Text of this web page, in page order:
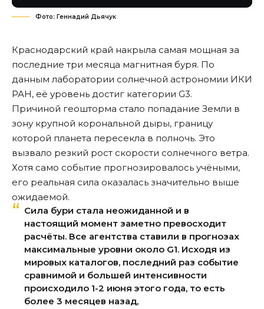
Фото: Геннадий Дьячук
Краснодарский край накрыла самая мощная за
последние три месяца магнитная буря. По
данным лаборатории солнечной астрономии ИКИ
РАН, её уровень достиг категории G3.
Причиной геошторма стало попадание Земли в
зону крупной корональной дыры, границу
которой планета пересекла в полночь. Это
вызвало резкий рост скорости солнечного ветра.
Хотя само событие прогнозировалось учёными,
его реальная сила оказалась значительно выше
ожидаемой.
Сила бури стала неожиданной и в
настоящий момент заметно превосходит
расчёты. Все агентства ставили в прогнозах
максимальные уровни около G1. Исходя из
мировых каталогов, последний раз событие
сравнимой и большей интенсивности
происходило 1-2 июня этого года, то есть
более 3 месяцев назад,